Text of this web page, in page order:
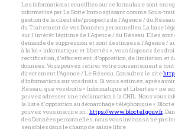
Les informations recueillies sur ce formulaire sont
informatisé par La Boite Immo agissant comme Sous-
gestion de la clientèle/prospects de l'Agence / du
du Traitement de vos Données personnelles. La base
sur l'intérêt légitime de l'Agence / du Réseau. Elles
demande de suppression et sont destinées à l'Agence /
à la loi « informatique et libertés », vous disposez des
rectification, d’effacement, d’opposition, de limitation et
données. Vous pouvez retirer votre consentement à
directement l’Agence / Le Réseau. Consultez le site
d’informations sur vos droits. Si vous estimez, après
Réseau, que vos droits « Informatique et Libertés » ne
pouvez adresser une réclamation à la CNIL. Nous vous
la liste d'opposition au démarchage téléphonique «
pouvez vous inscrire ici :https://www.bloctel.gouv.fr.
des Données personnelles, nous vous invitons à ne pas
sensibles dans le champ de saisie libre.